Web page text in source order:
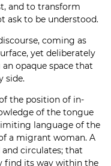
and to transform
ask to be understood.
coming as
yet deliberately
opaque space that
side.
the position of in-
of the tongue
language of the
a migrant woman. A
circulates; that
find its way within the